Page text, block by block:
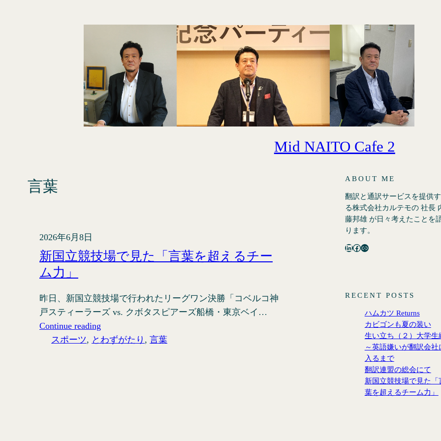
Mid NAITO Cafe 2
言葉
2026年6月8日
新国立競技場で見た「言葉を超えるチー
ム力」
昨日、新国立競技場で行われたリーグワン決勝「コベルコ神
戸スティーラーズ vs. クボタスピアーズ船橋・東京ベイ…
Continue reading
スポーツ, とわずがたり , 言葉
ABOUT ME
翻訳と通訳サービスを提供す
る株式会社カルテモの 社長
藤邦雄 が日々考えたことを
ります。
LinkedIn Facebook リンク
RECENT POSTS
ハムカツ Returns
カビゴンも夏の装い
生い立ち（２）大学生
～英語嫌いが翻訳会社
入るまで
翻訳連盟の総会にて
新国立競技場で見た「
葉を超えるチーム力」